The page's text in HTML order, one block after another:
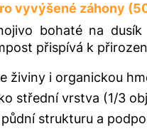
vyvýšené záhony
bohaté na
přispívá k
živiny i organickou
střední vrstva (1/3
půdní strukturu a